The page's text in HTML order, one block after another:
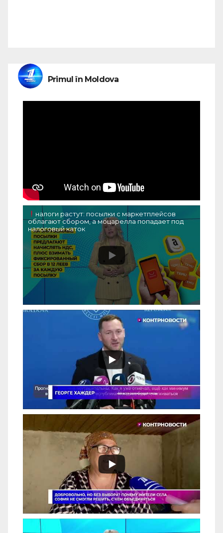
Primul în Moldova
налоги растут: посылки с маркетплейсов
облагают сбором, а моцарелла попадает под
налоговый каток